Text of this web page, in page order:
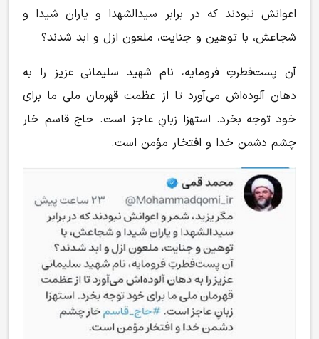
اعوانش نبودند که در برابر سیدالشهدا و یاران شیدا و
شجاعش، با توهین و جنایت، ملعون ازل و ابد شدند؟
آن پست‌فطرتِ فرومایه، نام شهید سلیمانی عزیز را به
دهان آلوده‌اش می‌آورد تا از عظمت قهرمان ملی ما برای
خود توجه بخرد. استهزا زبانِ عاجز است. حاج قاسم خار
چشم دشمن خدا و افتخار مؤمن است.